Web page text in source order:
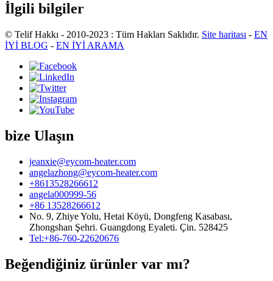
İlgili bilgiler
© Telif Hakkı - 2010-2023 : Tüm Hakları Saklıdır. Site haritası - EN
İYİ BLOG - EN İYİ ARAMA
bize Ulaşın
jeanxie@eycom-heater.com
angelazhong@eycom-heater.com
+8613528266612
angela000999-56
+86 13528266612
No. 9, Zhiye Yolu, Hetai Köyü, Dongfeng Kasabası,
Zhongshan Şehri. Guangdong Eyaleti. Çin. 528425
Tel:+86-760-22620676
Beğendiğiniz ürünler var mı?